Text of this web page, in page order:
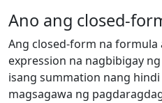
Ano ang closed-
Ang closed-form na formula
expression na nagbibigay
isang summation nang
magsagawa ng